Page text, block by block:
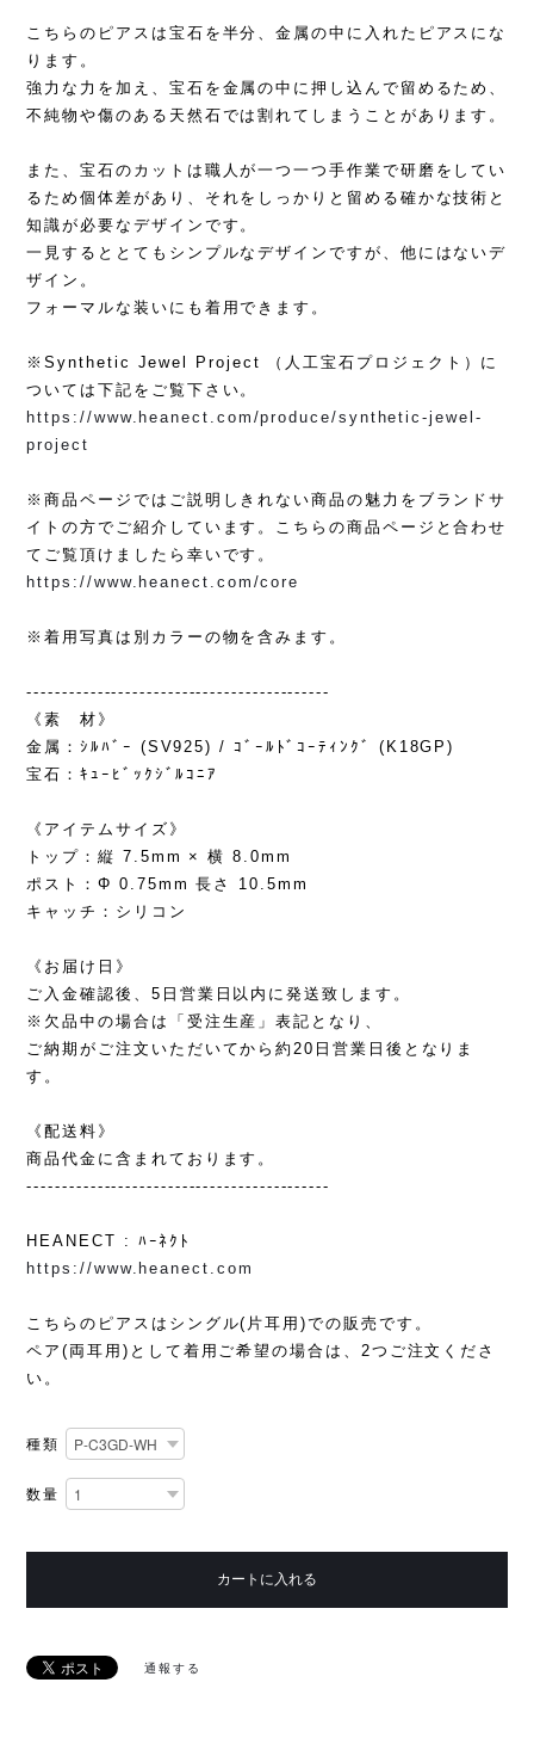
こちらのピアスは宝石を半分、金属の中に入れたピアスにな
ります。
強力な力を加え、宝石を金属の中に押し込んで留めるため、
不純物や傷のある天然石では割れてしまうことがあります。
また、宝石のカットは職人が一つ一つ手作業で研磨をしてい
るため個体差があり、それをしっかりと留める確かな技術と
知識が必要なデザインです。
一見するととてもシンプルなデザインですが、他にはないデ
ザイン。
フォーマルな装いにも着用できます。
※Synthetic Jewel Project （人工宝石プロジェクト）に
ついては下記をご覧下さい。
https://www.heanect.com/produce/synthetic-jewel-
project
※商品ページではご説明しきれない商品の魅力をブランドサ
イトの方でご紹介しています。こちらの商品ページと合わせ
てご覧頂けましたら幸いです。
https://www.heanect.com/core
※着用写真は別カラーの物を含みます。
-------------------------------------------
《素 材》
金属：ｼﾙﾊﾞｰ (SV925) / ｺﾞｰﾙﾄﾞｺｰﾃｨﾝｸﾞ (K18GP)
宝石：ｷｭｰﾋﾞｯｸｼﾞﾙｺﾆｱ
《アイテムサイズ》
トップ：縦 7.5mm × 横 8.0mm
ポスト：Φ 0.75mm 長さ 10.5mm
キャッチ：シリコン
《お届け日》
ご入金確認後、5日営業日以内に発送致します。
※欠品中の場合は「受注生産」表記となり、
ご納期がご注文いただいてから約20日営業日後となりま
す。
《配送料》
商品代金に含まれております。
-------------------------------------------
HEANECT : ﾊｰﾈｸﾄ
https://www.heanect.com
こちらのピアスはシングル(片耳用)での販売です。
ペア(両耳用)として着用ご希望の場合は、2つご注文くださ
い。
種類
数量
カートに入れる
通報する